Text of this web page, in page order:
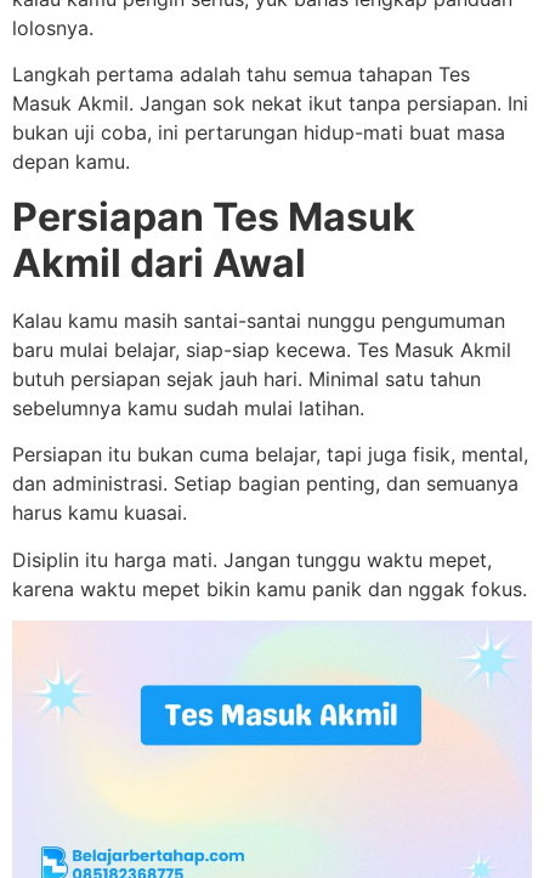
lolosnya.
Langkah pertama adalah tahu semua tahapan Tes
Masuk Akmil. Jangan sok nekat ikut tanpa persiapan. Ini
bukan uji coba, ini pertarungan hidup-mati buat masa
depan kamu.
Persiapan Tes Masuk
Akmil dari Awal
Kalau kamu masih santai-santai nunggu pengumuman
baru mulai belajar, siap-siap kecewa. Tes Masuk Akmil
butuh persiapan sejak jauh hari. Minimal satu tahun
sebelumnya kamu sudah mulai latihan.
Persiapan itu bukan cuma belajar, tapi juga fisik, mental,
dan administrasi. Setiap bagian penting, dan semuanya
harus kamu kuasai.
Disiplin itu harga mati. Jangan tunggu waktu mepet,
karena waktu mepet bikin kamu panik dan nggak fokus.